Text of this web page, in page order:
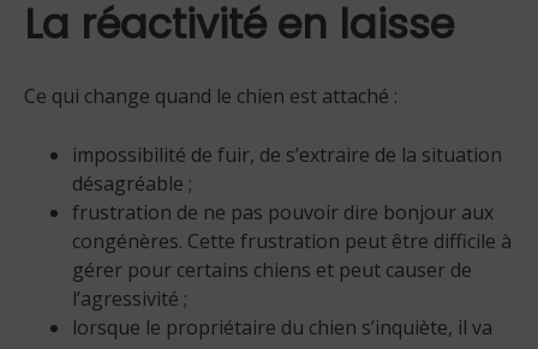
La réactivité en laisse
Ce qui change quand le chien est attaché :
impossibilité de fuir, de s’extraire de la situation
désagréable ;
frustration de ne pas pouvoir dire bonjour aux
congénères. Cette frustration peut être difficile à
gérer pour certains chiens et peut causer de
l’agressivité ;
lorsque le propriétaire du chien s’inquiète, il va